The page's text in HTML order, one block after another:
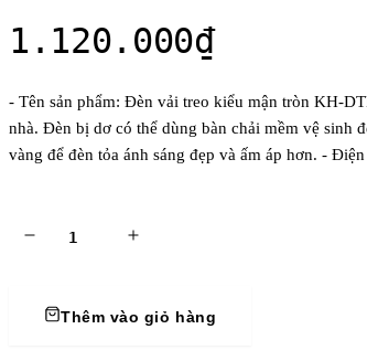
1.120.000₫
- Tên sản phẩm: Đèn vải treo kiểu mận tròn KH-
nhà. Đèn bị dơ có thể dùng bàn chải mềm vệ sinh
vàng để đèn tỏa ánh sáng đẹp và ấm áp hơn. -
Thêm vào giỏ hàng